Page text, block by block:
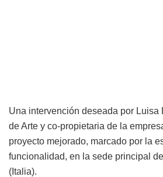
Una intervención deseada por Luisa
de Arte y co-propietaria de la
proyecto mejorado, marcado por la
funcionalidad, en la sede principal
(Italia).